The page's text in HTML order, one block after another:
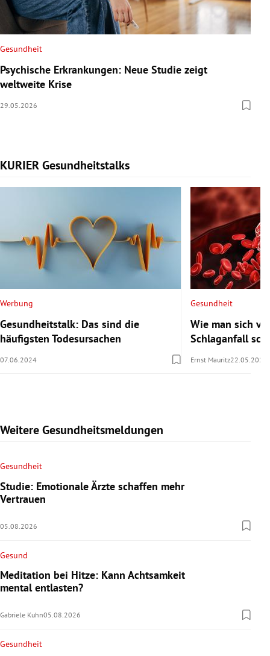
Gesundheit
Psychische Erkrankungen: Neue Studie zeigt
weltweite Krise
29.05.2026
KURIER Gesundheitstalks
Slide 1 von 7
Werbung
Gesundheitstalk: Das sind die
häufigsten Todesursachen
07.06.2024
Gesundheit
Wie man sich
Schlaganfall
Ernst Mauritz22.05.2024
Weitere Gesundheitsmeldungen
Gesundheit
Studie: Emotionale Ärzte schaffen mehr
Vertrauen
05.08.2026
Gesund
Meditation bei Hitze: Kann Achtsamkeit
mental entlasten?
Gabriele Kuhn05.08.2026
Gesundheit